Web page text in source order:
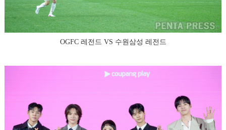
OGFC 레전드 VS 수원삼성 레전드